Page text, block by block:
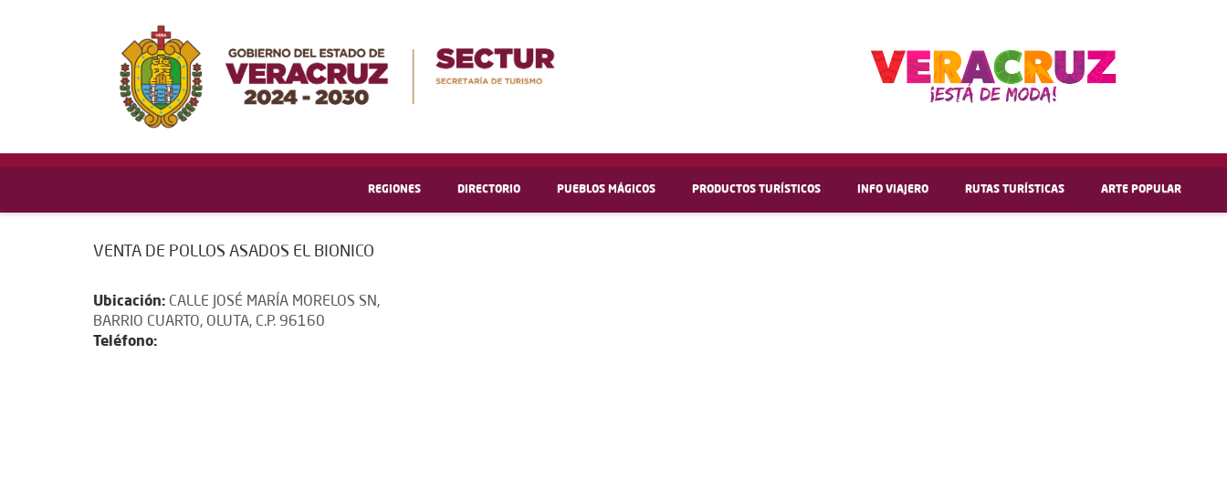
REGIONES DIRECTORIO PUEBLOS MÁGICOS PRODUCTOS TURÍSTICOS INFO VIAJERO RUTAS TURÍSTICAS ARTE POPULAR
VENTA DE POLLOS ASADOS EL BIONICO
Ubicación: CALLE JOSÉ MARÍA MORELOS SN,
BARRIO CUARTO, OLUTA, C.P. 96160
Teléfono: